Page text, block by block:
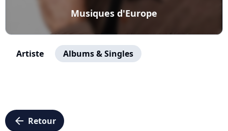
Musiques d'Europe
Artiste Albums & Singles
arrow_left Retour